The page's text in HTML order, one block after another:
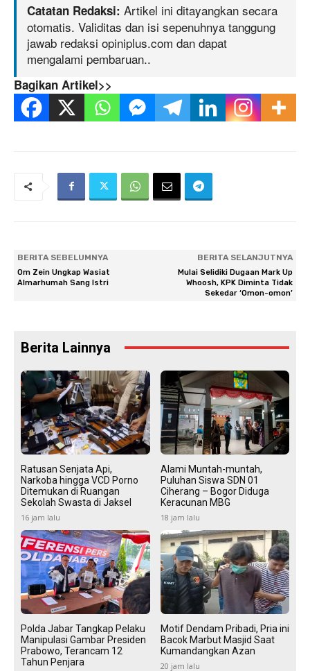
Catatan Redaksi: Artikel ini ditayangkan secara
otomatis. Validitas dan isi sepenuhnya tanggung
jawab redaksi opiniplus.com dan dapat
mengalami pembaruan..
Bagikan Artikel>>
BERITA SEBELUMNYA
Om Zein Ungkap Wasiat
Almarhumah Sang Istri
BERITA SELANJUTNYA
Mulai Selidiki Dugaan Mark Up
Whoosh, KPK Diminta Tidak
Sekedar ‘Omon-omon’
Berita Lainnya
Ratusan Senjata Api,
Narkoba hingga VCD Porno
Ditemukan di Ruangan
Sekolah Swasta di Jaksel
16 jam lalu
Alami Muntah-muntah,
Puluhan Siswa SDN 01
Ciherang – Bogor Diduga
Keracunan MBG
18 jam lalu
Polda Jabar Tangkap Pelaku
Manipulasi Gambar Presiden
Prabowo, Terancam 12
Tahun Penjara
Motif Dendam Pribadi, Pria ini
Bacok Marbut Masjid Saat
Kumandangkan Azan
20 jam lalu